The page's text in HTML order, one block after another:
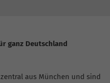
ganz Deutschland
aus München und sind